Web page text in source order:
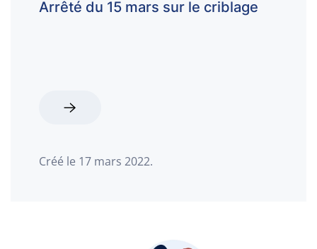
Arrêté du 15 mars sur le criblage
Créé le 17 mars 2022.